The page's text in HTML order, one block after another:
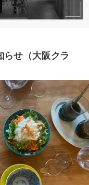
らせ（大阪クラ